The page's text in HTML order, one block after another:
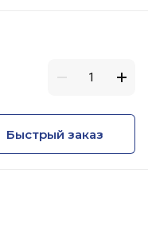
Быстрый заказ